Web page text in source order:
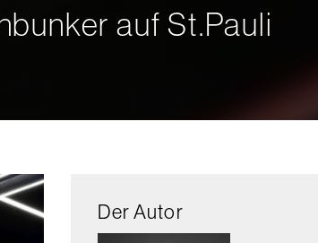
auf St.Pauli
Der Autor